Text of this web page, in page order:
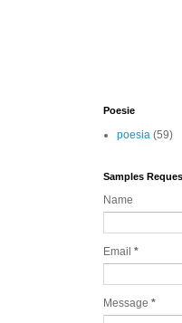
Poesie
poesia (59)
Samples
Name
Email *
Message *